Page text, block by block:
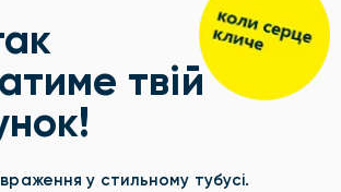
твій
у стильному тубусі.